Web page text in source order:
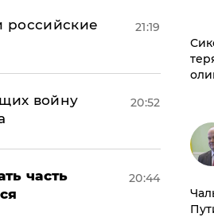
российские
21:19
войну
20:52
часть
20:44